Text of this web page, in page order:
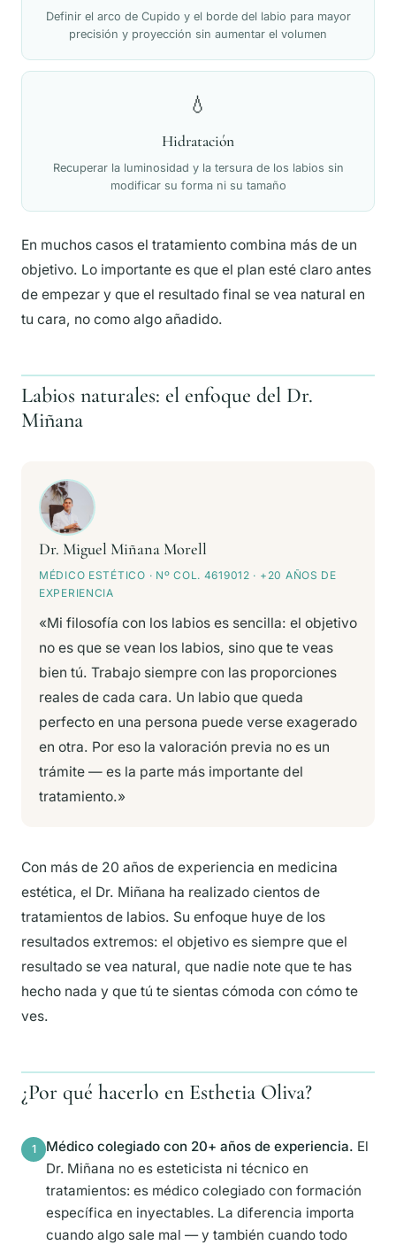
Definir el arco de Cupido y el borde del labio para mayor
precisión y proyección sin aumentar el volumen
💧
Hidratación
Recuperar la luminosidad y la tersura de los labios sin
modificar su forma ni su tamaño
En muchos casos el tratamiento combina más de un
objetivo. Lo importante es que el plan esté claro antes
de empezar y que el resultado final se vea natural en
tu cara, no como algo añadido.
Labios naturales: el enfoque del Dr.
Miñana
Dr. Miguel Miñana Morell
MÉDICO ESTÉTICO · Nº COL. 4619012 · +20 AÑOS DE
EXPERIENCIA
«Mi filosofía con los labios es sencilla: el objetivo
no es que se vean los labios, sino que te veas
bien tú. Trabajo siempre con las proporciones
reales de cada cara. Un labio que queda
perfecto en una persona puede verse exagerado
en otra. Por eso la valoración previa no es un
trámite — es la parte más importante del
tratamiento.»
Con más de 20 años de experiencia en medicina
estética, el Dr. Miñana ha realizado cientos de
tratamientos de labios. Su enfoque huye de los
resultados extremos: el objetivo es siempre que el
resultado se vea natural, que nadie note que te has
hecho nada y que tú te sientas cómoda con cómo te
ves.
¿Por qué hacerlo en Esthetia Oliva?
1 Médico colegiado con 20+ años de experiencia. El
Dr. Miñana no es esteticista ni técnico en
tratamientos: es médico colegiado con formación
específica en inyectables. La diferencia importa
cuando algo sale mal — y también cuando todo